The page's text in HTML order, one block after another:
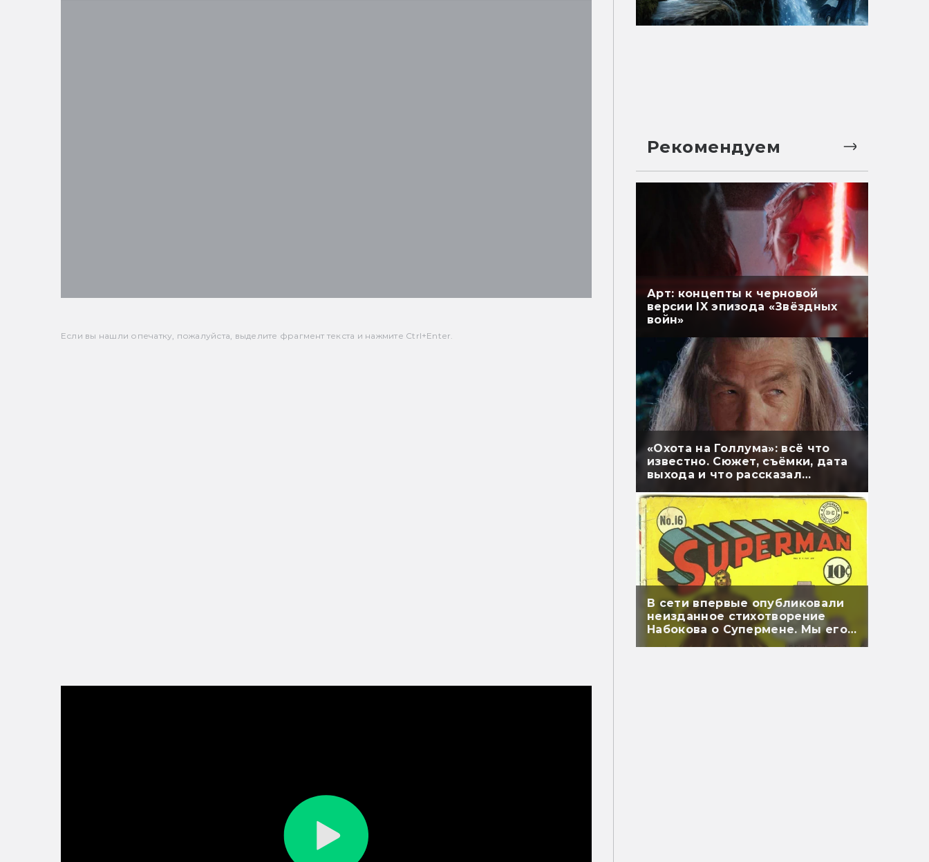
Если вы нашли опечатку, пожалуйста, выделите фрагмент текста и нажмите Ctrl+Enter.
Рекомендуем
Арт: концепты к черновой
версии IX эпизода «Звёздных
войн»
«Охота на Голлума»: всё что
известно. Сюжет, съёмки, дата
выхода и что рассказал
В сети впервые опубликовали
неизданное стихотворение
Набокова о Супермене. Мы его
перевели